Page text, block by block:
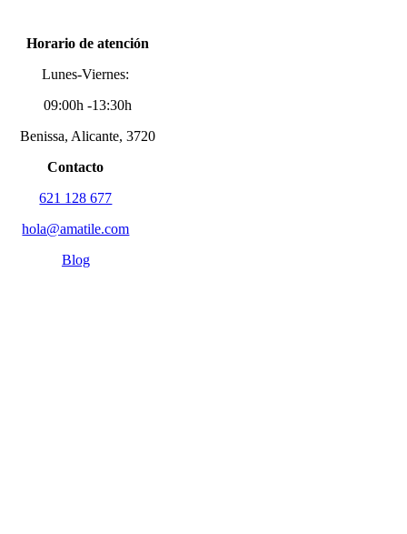
Horario de atención
Lunes-Viernes:
09:00h -13:30h
Benissa, Alicante, 3720
Contacto
621 128 677
hola@amatile.com
Blog